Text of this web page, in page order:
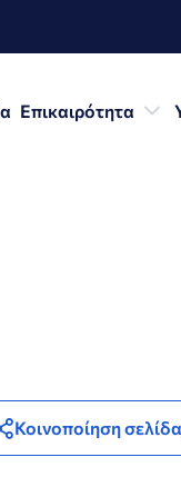
Επικαιρότητα
Κοινοποίηση